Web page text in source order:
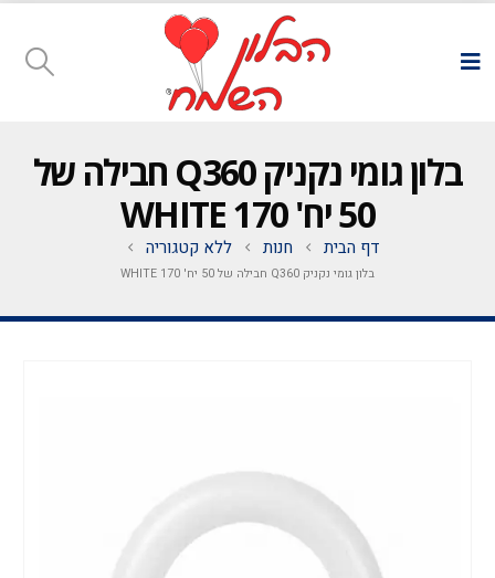
בלון גומי נקניק Q360 חבילה של
50 יח' WHITE 170
דף הבית חנות ללא קטגוריה
בלון גומי נקניק Q360 חבילה של 50 יח' WHITE 170